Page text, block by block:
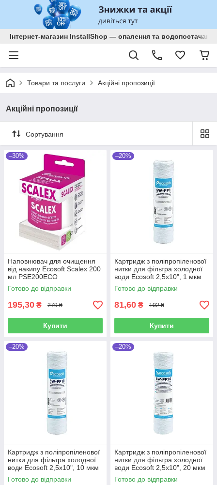
Інтернет-магазин InstallShop — опалення та водопостачання
Товари та послуги Акційні пропозиції
Акційні пропозиції
Сортування
–30%
Наповнювач для очищення
від накипу Ecosoft Scalex 200
мл PSE200ECO
Готово до відправки
195,30 ₴ 279 ₴
Купити
–20%
Картридж з поліпропіленової
нитки для фільтра холодної
води Ecosoft 2,5x10", 1 мкм
(CPN25101ECO)
Готово до відправки
81,60 ₴ 102 ₴
Купити
–20%
Картридж з поліпропіленової
нитки для фільтра холодної
води Ecosoft 2,5x10", 10 мкм
(CPN251010ECO)
Готово до відправки
–20%
Картридж з поліпропіленової
нитки для фільтра холодної
води Ecosoft 2,5x10", 20 мкм
(CPN251020ECO)
Готово до відправки